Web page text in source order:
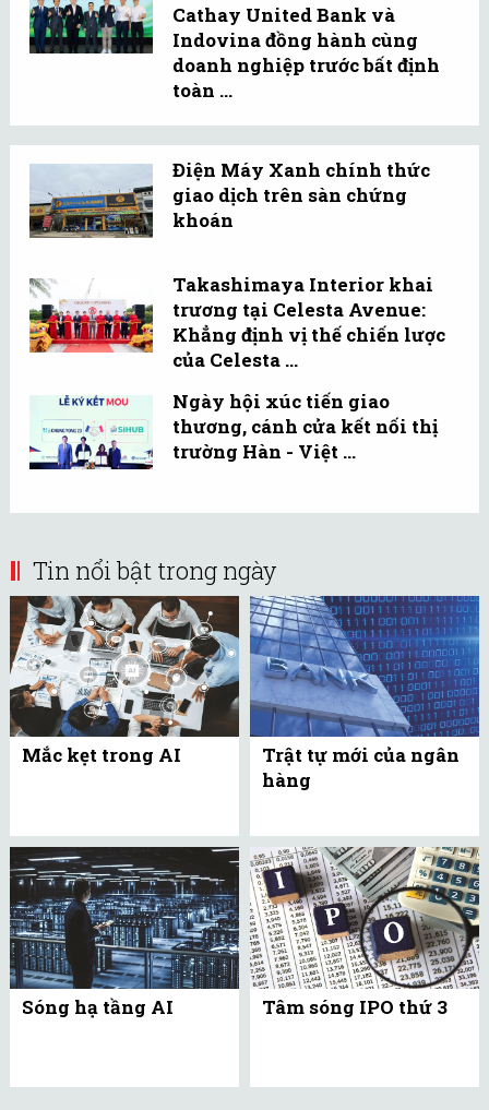
Cathay United Bank và
Indovina đồng hành cùng
doanh nghiệp trước bất định
toàn ...
Điện Máy Xanh chính thức
giao dịch trên sàn chứng
khoán
Takashimaya Interior khai
trương tại Celesta Avenue:
Khẳng định vị thế chiến lược
của Celesta ...
Ngày hội xúc tiến giao
thương, cánh cửa kết nối thị
trường Hàn - Việt ...
Tin nổi bật trong ngày
Mắc kẹt trong AI
Trật tự mới của ngân
hàng
Sóng hạ tầng AI Tâm sóng IPO thứ 3